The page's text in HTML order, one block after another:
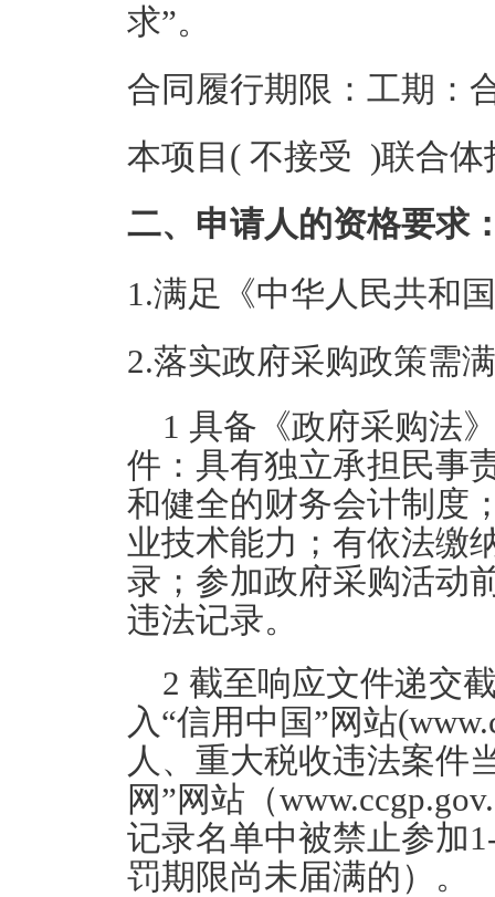
求”。
合同履行期限：工期：
本项目( 不接受 )联合体
二、申请人的资格要求
1.满足《中华人民共和
2.落实政府采购政策需
1 具备《政府采购法
件：具有独立承担民事
和健全的财务会计制度
业技术能力；有依法缴
录；参加政府采购活动
违法记录。
2 截至响应文件递交
入“信用中国”网站
人、重大税收违法案件
网”网站（
记录名单中被禁止参加
罚期限尚未届满的）。